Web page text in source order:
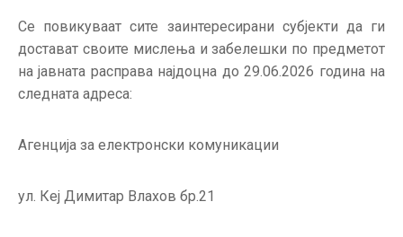
Се повикуваат сите заинтересирани субјекти да ги
достават своите мислења и забелешки по предметот
на јавната расправа најдоцна до 29.06.2026 година на
следната адреса:
Агенција за електронски комуникации
ул. Кеј Димитар Влахов бр.21